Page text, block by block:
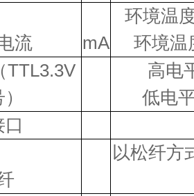
流 mA
环境温
环境温
TTL3.3V
高电
低电
口
以松纤方